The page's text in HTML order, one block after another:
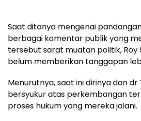
Saat ditanya mengenai
berbagai komentar publik yang
tersebut sarat muatan politik, Roy
belum memberikan tanggapan
Menurutnya, saat ini dirinya dan dr
bersyukur atas perkembangan
proses hukum yang mereka jalani.